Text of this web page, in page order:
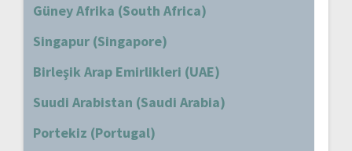
Güney Afrika (South Africa)
Singapur (Singapore)
Birleşik Arap Emirlikleri (UAE)
Suudi Arabistan (Saudi Arabia)
Portekiz (Portugal)